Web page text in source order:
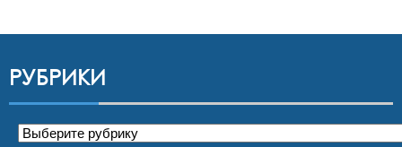
РУБРИКИ
Рубрики